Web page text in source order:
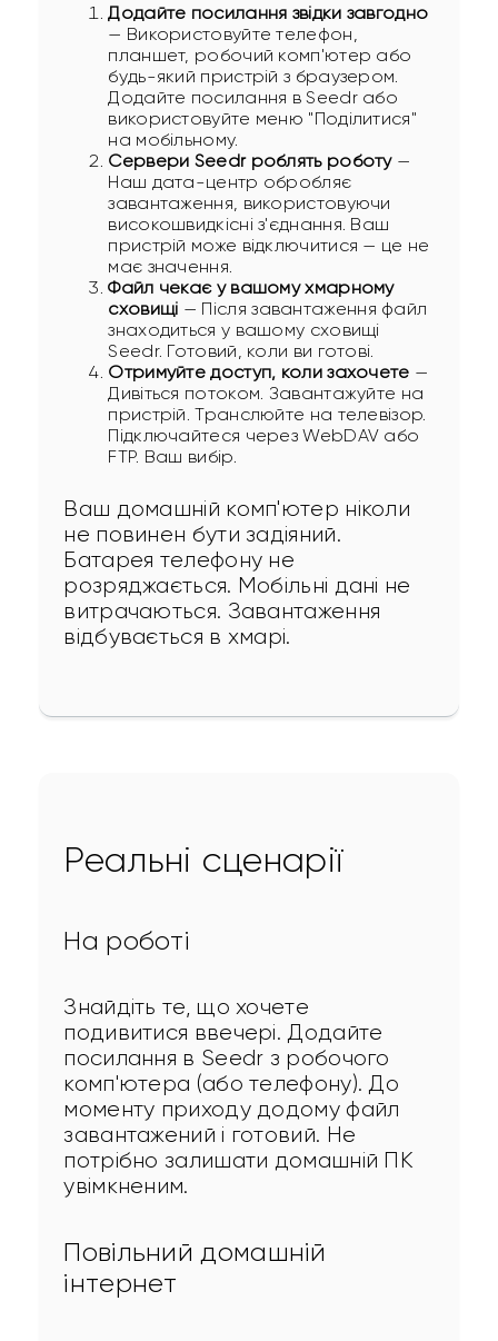
Додайте посилання звідки завгодно
— Використовуйте телефон,
планшет, робочий комп'ютер або
будь-який пристрій з браузером.
Додайте посилання в Seedr або
використовуйте меню "Поділитися"
на мобільному.
Сервери Seedr роблять роботу—
Наш дата-центр обробляє
завантаження, використовуючи
високошвидкісні з'єднання. Ваш
пристрій може відключитися — це не
має значення.
Файл чекає у вашому хмарному
сховищі — Після завантаження файл
знаходиться у вашому сховищі
Seedr. Готовий, коли ви готові.
Отримуйте доступ, коли захочете —
Дивіться потоком. Завантажуйте на
пристрій. Транслюйте на телевізор.
Підключайтеся через WebDAV або
FTP. Ваш вибір.
Ваш домашній комп'ютер ніколи
не повинен бути задіяний.
Батарея телефону не
розряджається. Мобільні дані не
витрачаються. Завантаження
відбувається в хмарі.
Реальні сценарії
На роботі
Знайдіть те, що хочете
подивитися ввечері. Додайте
посилання в Seedr з робочого
комп'ютера (або телефону). До
моменту приходу додому файл
завантажений і готовий. Не
потрібно залишати домашній ПК
увімкненим.
Повільний домашній
інтернет